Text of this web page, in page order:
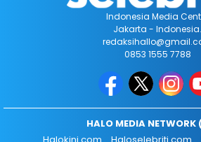
Indonesia Media
Jakarta - Indonesia.
0853 1555 7788
HALO MEDIA NETWORK